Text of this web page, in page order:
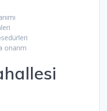
onarım